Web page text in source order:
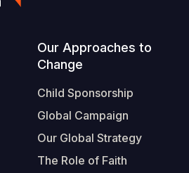
Our Approaches to
Change
Child Sponsorship
Global Campaign
Our Global Strategy
The Role of Faith